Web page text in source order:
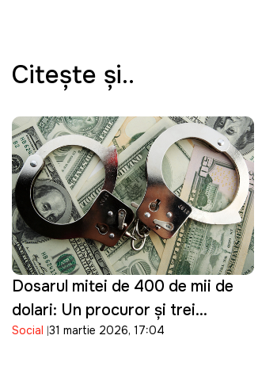
Citeşte şi..
Dosarul mitei de 400 de mii de
dolari: Un procuror și trei
angajați ai poliției au fost reținuți
Social 31 martie 2026, 17:04